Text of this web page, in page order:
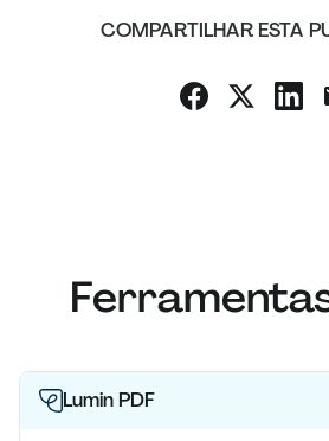
COMPARTILHAR ESTA
Lumin PDF